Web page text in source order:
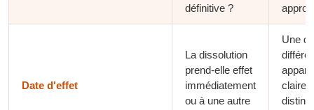
définitive ?
Date d'effet
La dissolution
prend-elle effet
immédiatement
ou à une autre
Une